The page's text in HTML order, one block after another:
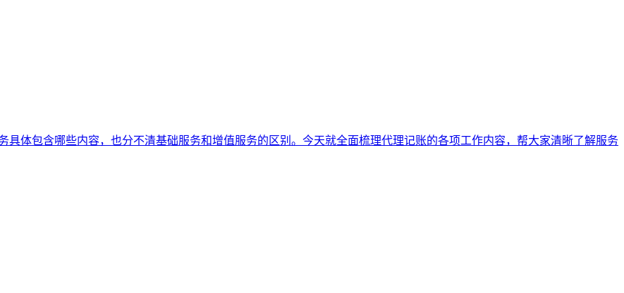
体包含哪些内容，也分不清基础服务和增值服务的区别。今天就全面梳理代理记账的各项工作内容，帮大家清晰了解服务